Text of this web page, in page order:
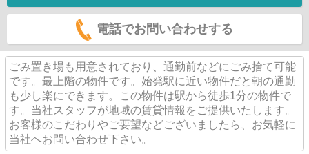
電話でお問い合わせする
ごみ置き場も用意されており、通勤前などにごみ捨て可能
です。最上階の物件です。始発駅に近い物件だと朝の通勤
も少し楽にできます。この物件は駅から徒歩1分の物件で
す。当社スタッフが地域の賃貸情報をご提供いたします。
お客様のこだわりやご要望などございましたら、お気軽に
当社へお問い合わせ下さい。